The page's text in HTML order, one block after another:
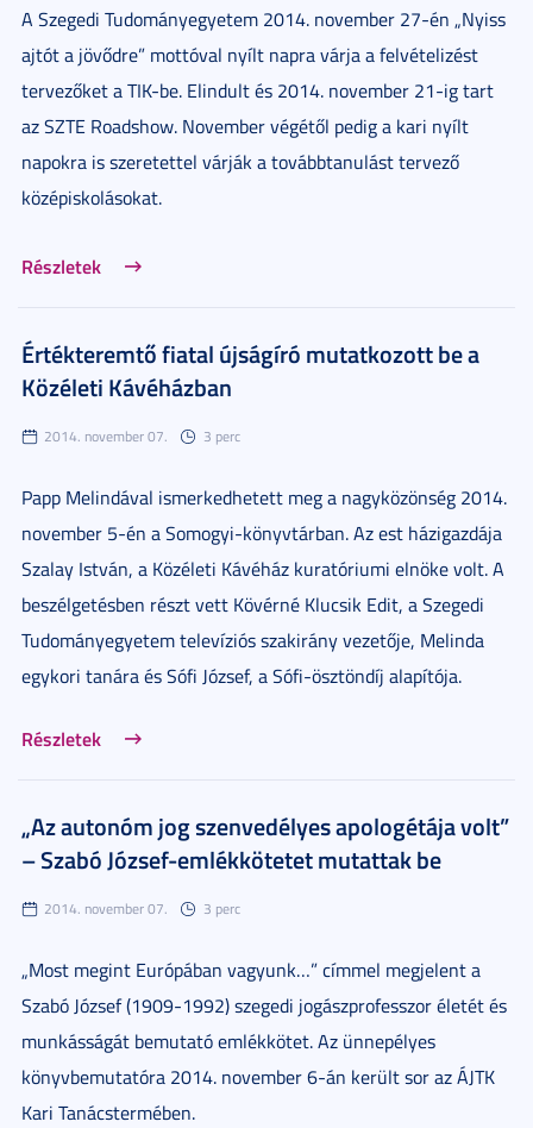
A Szegedi Tudományegyetem 2014. november 27-én „Nyiss
ajtót a jövődre” mottóval nyílt napra várja a felvételizést
tervezőket a TIK-be. Elindult és 2014. november 21-ig tart
az SZTE Roadshow. November végétől pedig a kari nyílt
napokra is szeretettel várják a továbbtanulást tervező
középiskolásokat.
Részletek
Értékteremtő fiatal újságíró mutatkozott be a
Közéleti Kávéházban
2014. november 07. 3 perc
Papp Melindával ismerkedhetett meg a nagyközönség 2014.
november 5-én a Somogyi-könyvtárban. Az est házigazdája
Szalay István, a Közéleti Kávéház kuratóriumi elnöke volt. A
beszélgetésben részt vett Kövérné Klucsik Edit, a Szegedi
Tudományegyetem televíziós szakirány vezetője, Melinda
egykori tanára és Sófi József, a Sófi-ösztöndíj alapítója.
Részletek
„Az autonóm jog szenvedélyes apologétája volt”
– Szabó József-emlékkötetet mutattak be
2014. november 07. 3 perc
„Most megint Európában vagyunk…” címmel megjelent a
Szabó József (1909-1992) szegedi jogászprofesszor életét és
munkásságát bemutató emlékkötet. Az ünnepélyes
könyvbemutatóra 2014. november 6-án került sor az ÁJTK
Kari Tanácstermében.